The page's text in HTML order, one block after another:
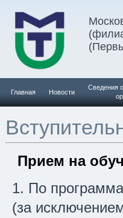
Главная Новости
Сведения
Прием на
По
(за